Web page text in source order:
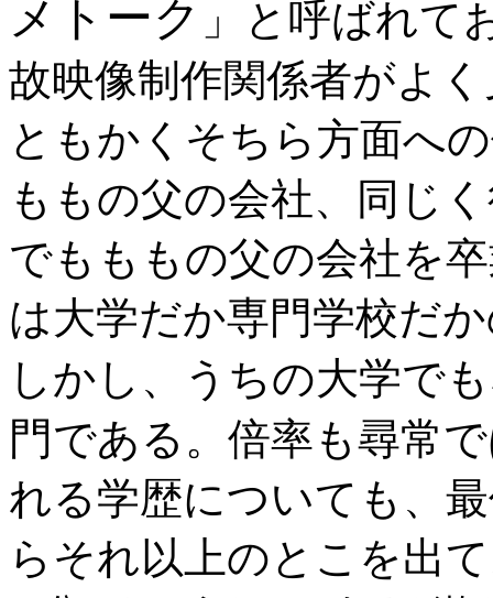
メトーク 」と呼ばれて
故映像制作関係者がよ
ともかくそちら方面へ
ももの父の会社、同じ
でもももの父の会社を
は大学だか専門学校だ
しかし、うちの大学で
門である。倍率も尋常
れる学歴についても、
らそれ以上のとこを出